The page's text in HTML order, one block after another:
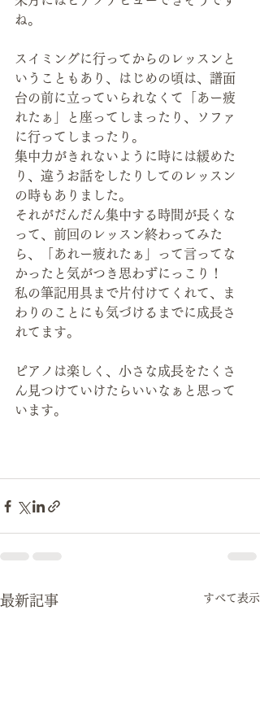
ね。
スイミングに行ってからのレッスンと
いうこともあり、はじめの頃は、譜面
台の前に立っていられなくて「あー疲
れたぁ」と座ってしまったり、ソファ
に行ってしまったり。
集中力がきれないように時には緩めた
り、違うお話をしたりしてのレッスン
の時もありました。
それがだんだん集中する時間が長くな
って、前回のレッスン終わってみた
ら、「あれー疲れたぁ」って言ってな
かったと気がつき思わずにっこり！
私の筆記用具まで片付けてくれて、ま
わりのことにも気づけるまでに成長さ
れてます。
ピアノは楽しく、小さな成長をたくさ
ん見つけていけたらいいなぁと思って
います。
最新記事 すべて表示